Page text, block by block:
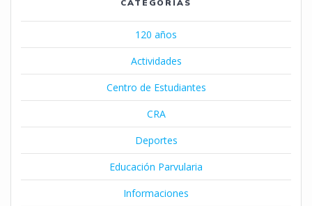
CATEGORÍAS
120 años
Actividades
Centro de Estudiantes
CRA
Deportes
Educación Parvularia
Informaciones